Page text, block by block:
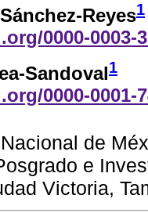
Reyes1
0000-0003-
Sandoval1
0000-0001-
de
e
Victoria,